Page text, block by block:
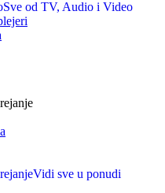
Sve od TV, Audio i Video
Vidi sve u ponudi